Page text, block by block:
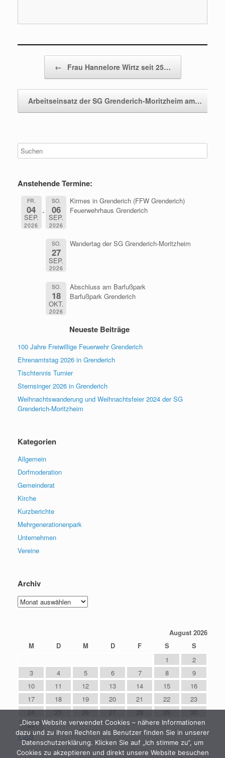
← Frau Hannelore Wirtz seit 25…
Arbeitseinsatz der SG Grenderich-Moritzheim am…
Anstehende Termine:
FR.
04
SEP.
2026
SO.
06
SEP.
2026
Kirmes in Grenderich (FFW Grenderich)
Feuerwehrhaus Grenderich
SO.
27
SEP.
2026
Wandertag der SG Grenderich-Moritzheim
SO.
18
OKT.
2026
Abschluss am Barfußpark
Barfußpark Grenderich
Neueste Beiträge
100 Jahre Freiwillige Feuerwehr Grenderich
Ehrenamtstag 2026 in Grenderich
Tischtennis Turnier
Sternsinger 2026 in Grenderich
Weihnachtswanderung und Weihnachtsfeier 2024 der SG
Grenderich-Moritzheim
Kategorien
Allgemein
Dorfmoderation
Gemeinderat
Kirche
Kurzberichte
Mehrgenerationenpark
Unternehmen
Vereine
Archiv
Archiv
August 2026
M
D M D F S
S
1
2
3
4 5 6 7 8
9
10
11 12 13 14 15
16
17
18 19 20 21 22
23
24
25 26 27 28 29
30
31
« Juli
„Diese Website verwendet Cookies – nähere Informationen
dazu und zu Ihren Rechten als Benutzer finden Sie in unserer
Datenschutzerklärung. Klicken Sie auf „Ich stimme zu“, um
Cookies zu akzeptieren und direkt unsere Website besuchen